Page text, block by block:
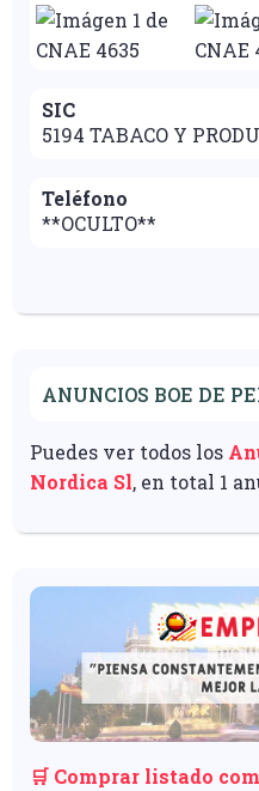
SIC
5194 TABACO Y
Teléfono
**OCULTO**
ANUNCIOS BOE DE
Puedes ver todos los
Nordica Sl, en total 1
🛒 Comprar listado